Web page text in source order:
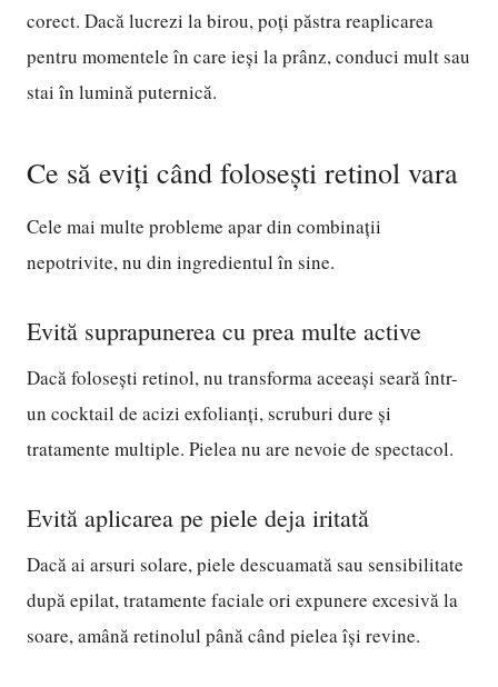
corect. Dacă lucrezi la birou, poți păstra reaplicarea
pentru momentele în care ieși la prânz, conduci mult sau
stai în lumină puternică.
Ce să eviți când folosești retinol vara
Cele mai multe probleme apar din combinații
nepotrivite, nu din ingredientul în sine.
Evită suprapunerea cu prea multe active
Dacă folosești retinol, nu transforma aceeași seară într-
un cocktail de acizi exfolianți, scruburi dure și
tratamente multiple. Pielea nu are nevoie de spectacol.
Evită aplicarea pe piele deja iritată
Dacă ai arsuri solare, piele descuamată sau sensibilitate
după epilat, tratamente faciale ori expunere excesivă la
soare, amână retinolul până când pielea își revine.